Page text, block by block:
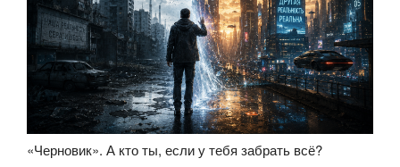
идеи»
«Черновик». А кто ты, если у тебя забрать всё?